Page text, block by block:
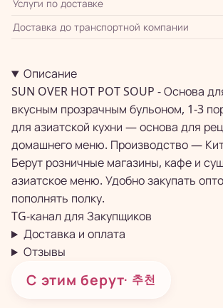
Услуги по доставке
Доставка до транспортной компании
Описание
SUN OVER HOT POT SOUP - Основа
вкусным прозрачным бульоном, 1-3
для азиатской кухни — основа для
домашнего меню. Производство —
Берут розничные магазины, кафе и
азиатское меню. Удобно закупать
пополнять полку.
TG-канал для Закупщиков
Доставка и оплата
Отзывы
С этим берут· 추천